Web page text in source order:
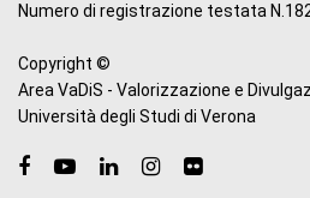
Numero di registrazione testata
Copyright ©
Area VaDiS - Valorizzazione e
Università degli Studi di Verona